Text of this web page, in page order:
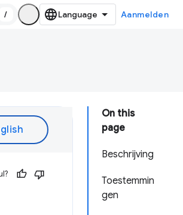
/ Aanmelden
On this
page
Beschrijving
Toestemmin
gen